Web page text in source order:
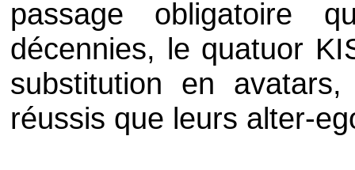
passage obligatoire
décennies, le quatuor
substitution en
réussis que leurs alter-